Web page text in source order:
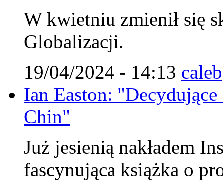
W kwietniu zmienił się
Globalizacji.
19/04/2024 - 14:13 caleb
Ian Easton:
Chin"
Już jesienią nakładem
fascynująca książka o